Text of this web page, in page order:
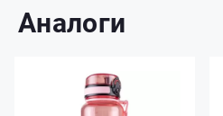
Аналоги